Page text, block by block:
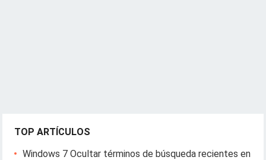
TOP ARTÍCULOS
Windows 7 Ocultar términos de búsqueda recientes en